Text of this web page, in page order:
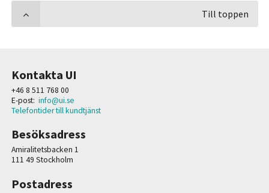
Till toppen
Kontakta UI
+46 8 511 768 00
E-post: info@ui.se
Telefontider till kundtjänst
Besöksadress
Amiralitetsbacken 1
111 49 Stockholm
Postadress